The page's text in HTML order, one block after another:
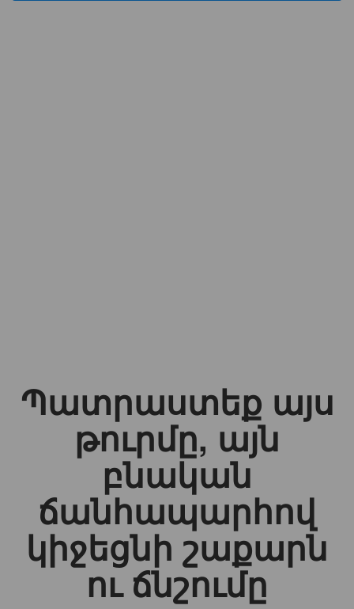
Պատրաստեք այս
թուրմը, այն
բնական
ճանհապարհով
կիջեցնի շաքարն
ու ճնշումը